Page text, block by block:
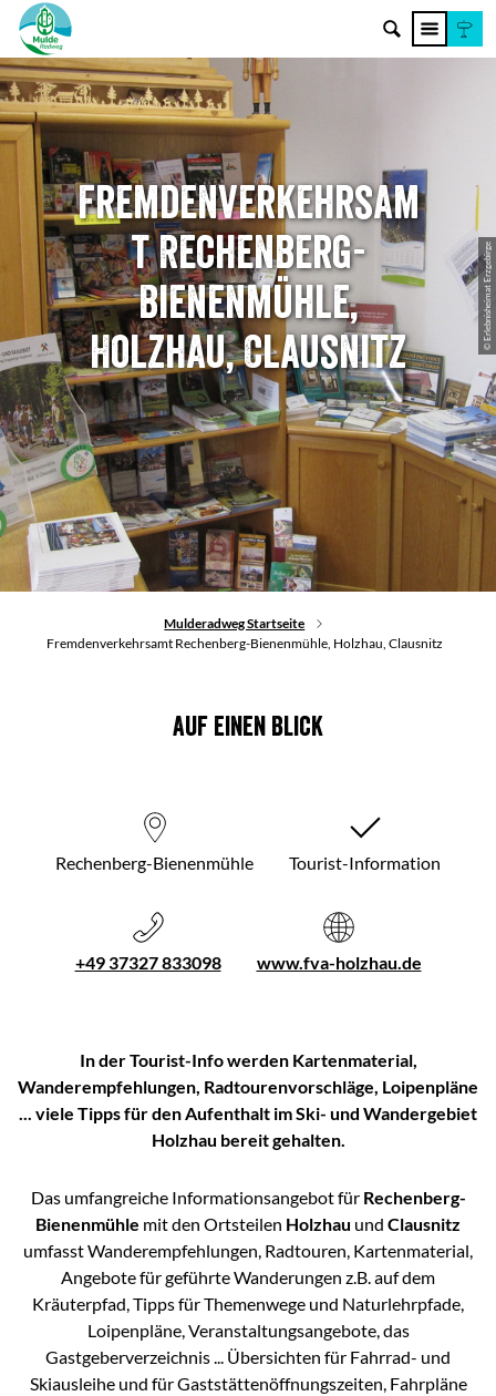
© Erlebnisheimat Erzgebirge
Fremdenverkehrsam
t Rechenberg-
Bienenmühle,
Holzhau, Clausnitz
Mulderadweg Startseite
Fremdenverkehrsamt Rechenberg-Bienenmühle, Holzhau, Clausnitz
Auf einen Blick
Rechenberg-Bienenmühle Tourist-Information
+49 37327 833098 www.fva-holzhau.de
In der Tourist-Info werden Kartenmaterial,
Wanderempfehlungen, Radtourenvorschläge, Loipenpläne
... viele Tipps für den Aufenthalt im Ski- und Wandergebiet
Holzhau bereit gehalten.
Das umfangreiche Informationsangebot für Rechenberg-
Bienenmühle mit den Ortsteilen Holzhau und Clausnitz
umfasst Wanderempfehlungen, Radtouren, Kartenmaterial,
Angebote für geführte Wanderungen z.B. auf dem
Kräuterpfad, Tipps für Themenwege und Naturlehrpfade,
Loipenpläne, Veranstaltungsangebote, das
Gastgeberverzeichnis ... Übersichten für Fahrrad- und
Skiausleihe und für Gaststättenöffnungszeiten, Fahrpläne